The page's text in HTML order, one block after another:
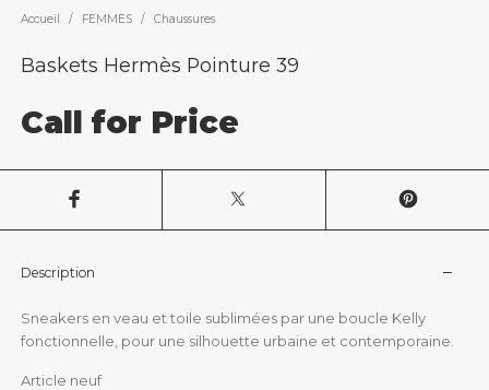
Accueil / FEMMES / Chaussures
Baskets Hermès Pointure 39
Call for Price
Description
Sneakers en veau et toile sublimées par une boucle Kelly
fonctionnelle, pour une silhouette urbaine et contemporaine.
Article neuf